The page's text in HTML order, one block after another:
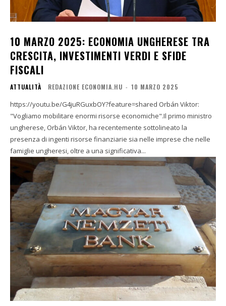
10 MARZO 2025: ECONOMIA UNGHERESE TRA
CRESCITA, INVESTIMENTI VERDI E SFIDE
FISCALI
ATTUALITÀ REDAZIONE ECONOMIA.HU - 10 MARZO 2025
https://youtu.be/G4juRGuxbOY?feature=shared Orbán Viktor:
"Vogliamo mobilitare enormi risorse economiche".Il primo ministro
ungherese, Orbán Viktor, ha recentemente sottolineato la
presenza di ingenti risorse finanziarie sia nelle imprese che nelle
famiglie ungheresi, oltre a una significativa...